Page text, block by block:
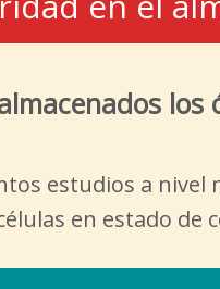
los
estudios a nivel
en estado de